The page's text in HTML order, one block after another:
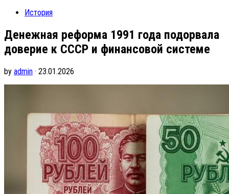
История
Денежная реформа 1991 года подорвала
доверие к СССР и финансовой системе
by admin · 23.01.2026